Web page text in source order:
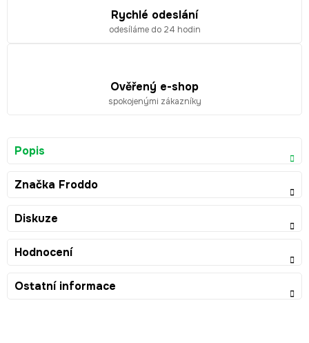
Rychlé odeslání
odesíláme do 24 hodin
Ověřený e-shop
spokojenými zákazníky
Popis
Značka Froddo
Diskuze
Hodnocení
Ostatní informace